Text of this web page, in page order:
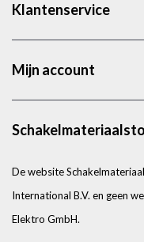
Klantenservice
Mijn account
De website
International B.V. en geen
Elektro GmbH.